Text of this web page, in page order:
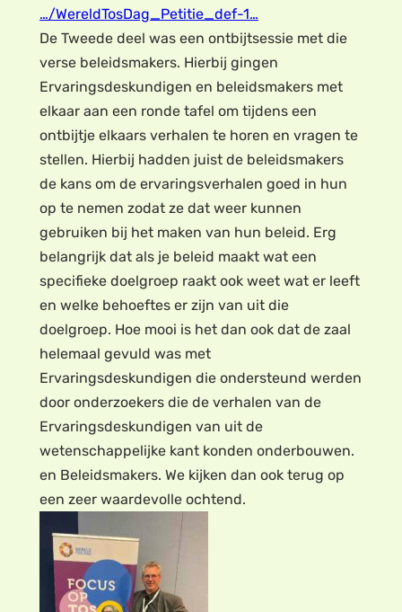
…/WereldTosDag_Petitie_def-1…
De Tweede deel was een ontbijtsessie met die
verse beleidsmakers. Hierbij gingen
Ervaringsdeskundigen en beleidsmakers met
elkaar aan een ronde tafel om tijdens een
ontbijtje elkaars verhalen te horen en vragen te
stellen. Hierbij hadden juist de beleidsmakers
de kans om de ervaringsverhalen goed in hun
op te nemen zodat ze dat weer kunnen
gebruiken bij het maken van hun beleid. Erg
belangrijk dat als je beleid maakt wat een
specifieke doelgroep raakt ook weet wat er leeft
en welke behoeftes er zijn van uit die
doelgroep. Hoe mooi is het dan ook dat de zaal
helemaal gevuld was met
Ervaringsdeskundigen die ondersteund werden
door onderzoekers die de verhalen van de
Ervaringsdeskundigen van uit de
wetenschappelijke kant konden onderbouwen.
en Beleidsmakers. We kijken dan ook terug op
een zeer waardevolle ochtend.